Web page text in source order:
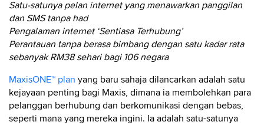
Satu-satunya pelan internet yang menawarkan panggilan
dan SMS tanpa had
Pengalaman internet ‘Sentiasa Terhubung’
Perantauan tanpa berasa bimbang dengan satu kadar rata
sebanyak RM38 sehari bagi 106 negara
MaxisONE™ plan yang baru sahaja dilancarkan adalah satu
kejayaan penting bagi Maxis, dimana ia membolehkan para
pelanggan berhubung dan berkomunikasi dengan bebas,
seperti mana yang mereka ingini. Ia adalah satu-satunya